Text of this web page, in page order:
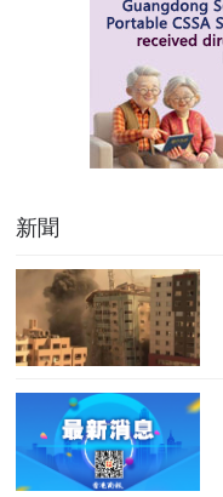
新聞